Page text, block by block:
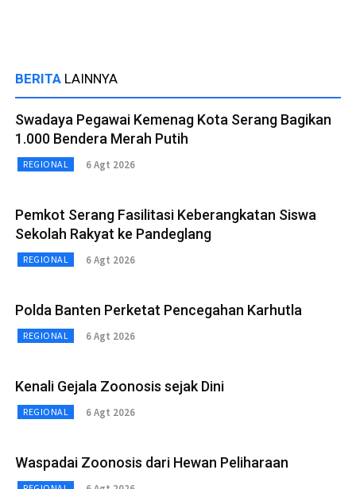
BERITA LAINNYA
Swadaya Pegawai Kemenag Kota Serang Bagikan
1.000 Bendera Merah Putih
REGIONAL 6 Agt 2026
Pemkot Serang Fasilitasi Keberangkatan Siswa
Sekolah Rakyat ke Pandeglang
REGIONAL 6 Agt 2026
Polda Banten Perketat Pencegahan Karhutla
REGIONAL 6 Agt 2026
Kenali Gejala Zoonosis sejak Dini
REGIONAL 6 Agt 2026
Waspadai Zoonosis dari Hewan Peliharaan